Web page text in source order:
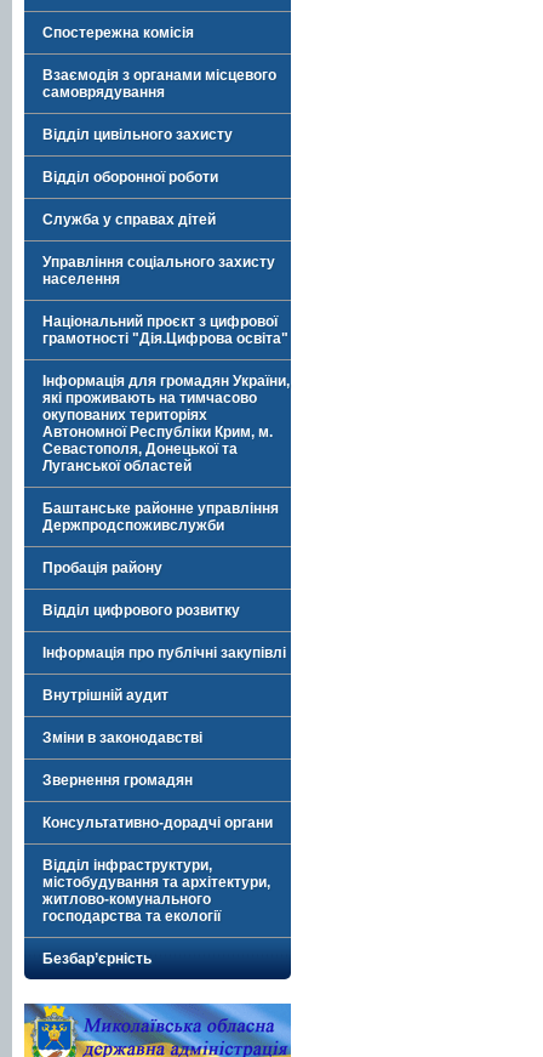
Спостережна комісія
Взаємодія з органами місцевого
самоврядування
Відділ цивільного захисту
Відділ оборонної роботи
Служба у справах дітей
Управління соціального захисту
населення
Національний проєкт з цифрової
грамотності "Дія.Цифрова освіта"
Інформація для громадян України,
які проживають на тимчасово
окупованих територіях
Автономної Республіки Крим, м.
Севастополя, Донецької та
Луганської областей
Баштанське районне управління
Держпродспоживслужби
Пробація району
Відділ цифрового розвитку
Інформація про публічні закупівлі
Внутрішній аудит
Зміни в законодавстві
Звернення громадян
Консультативно-дорадчі органи
Відділ інфраструктури,
містобудування та архітектури,
житлово-комунального
господарства та екології
Безбар’єрність